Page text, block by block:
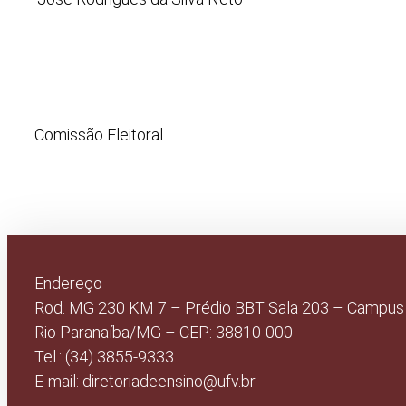
Comissão Eleitoral
Endereço
Rod. MG 230 KM 7 – Prédio BBT Sala 203 –
Rio Paranaíba/MG – CEP: 38810-000
Tel.: (34) 3855-9333
E-mail: diretoriadeensino@ufv.br